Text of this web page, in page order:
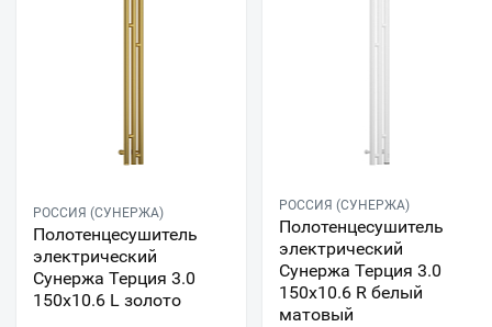
РОССИЯ (СУНЕРЖА)
Полотенцесушитель
электрический
Сунержа Терция 3.0
150х10.6 L золото
РОССИЯ (СУНЕРЖА)
Полотенцесушитель
электрический
Сунержа Терция 3.0
150х10.6 R белый
матовый